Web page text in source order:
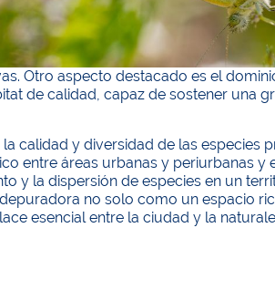
Otro aspecto destacado es el
de calidad, capaz de sostener una
calidad y diversidad de las especies
entre áreas urbanas y periurbanas y
y la dispersión de especies en un
no solo como un espacio
esencial entre la ciudad y la